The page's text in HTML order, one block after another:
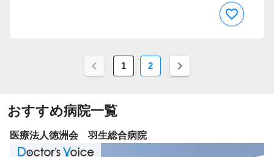
1 2
おすすめ病院一覧
津軽保健生活協同組合 健生病院